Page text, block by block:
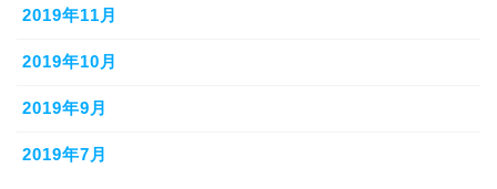
2019年11月
2019年10月
2019年9月
2019年7月